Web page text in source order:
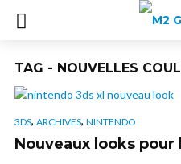
TAG - NOUVELLES
3DS, ARCHIVES, NINTENDO
Nouveaux looks pour